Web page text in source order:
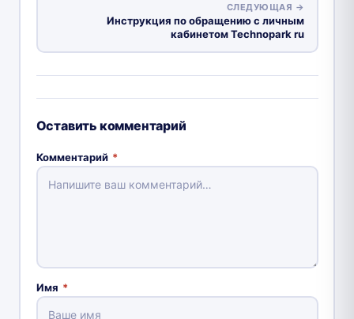
СЛЕДУЮЩАЯ →
Инструкция по обращению с личным
кабинетом Technopark ru
Оставить комментарий
Комментарий *
Имя *